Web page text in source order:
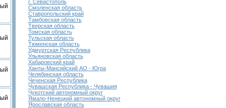
г. Севастополь
Смоленская область
Ставропольский край
Тамбовская область
Тверская область
Томская область
Тульская область
Тюменская область
Удмуртская Республика
Ульяновская область
Хабаровский край
Ханты-Мансийский АО - Югра
Челябинская область
Чеченская Республика
Чувашская Республика - Чувашия
Чукотский автономный округ
Ямало-Ненецкий автономный округ
Ярославская область